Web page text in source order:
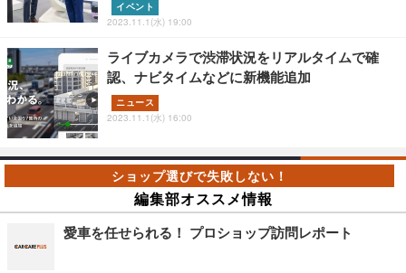
イベント
2023.11.1(水) 19:00
ライブカメラで渋滞状況をリアルタイムで確
認、ナビタイムなどに新機能追加
ニュース
2023.11.1(水) 16:00
編集部オススメ情報
愛車を任せられる！ プロショップ訪問レポート